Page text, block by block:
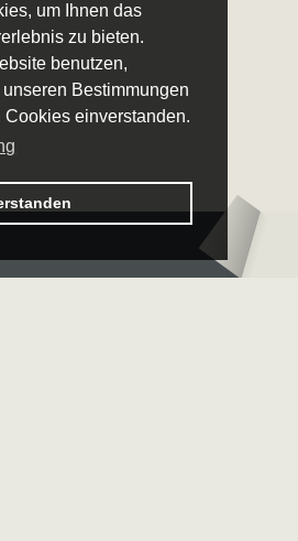
um Ihnen das
zu bieten.
benutzen,
Bestimmungen
einverstanden.
Logo
Deutsche